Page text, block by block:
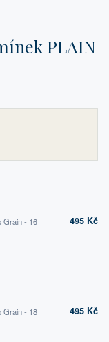
PLAIN
Grain - 16
495 Kč
Grain - 18
495 Kč